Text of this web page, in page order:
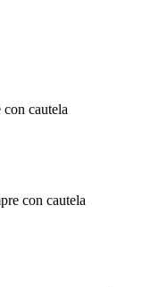
cautela
con cautela